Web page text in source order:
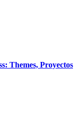
Themes, Proyectos